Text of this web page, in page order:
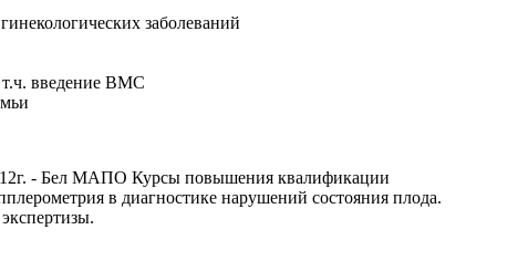
заболеваний
т.ч. введение ВМС
- Бел МАПО Курсы повышения квалификации
в диагностике нарушений состояния плода.